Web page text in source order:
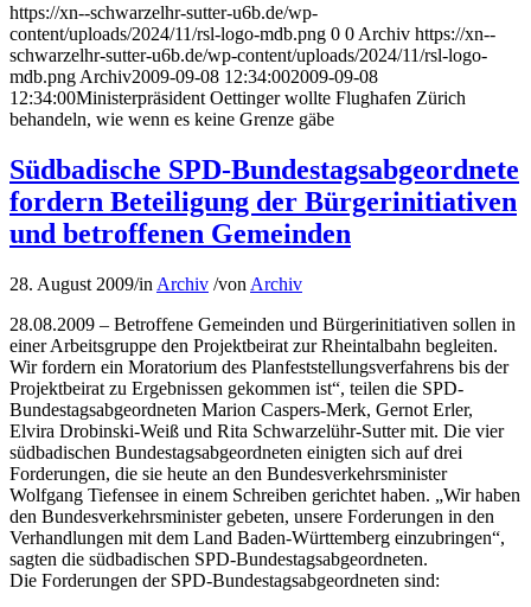
https://xn--schwarzelhr-sutter-u6b.de/wp-
content/uploads/2024/11/rsl-logo-mdb.png 0 0 Archiv https://xn--
schwarzelhr-sutter-u6b.de/wp-content/uploads/2024/11/rsl-logo-
mdb.png Archiv2009-09-08 12:34:002009-09-08
12:34:00Ministerpräsident Oettinger wollte Flughafen Zürich
behandeln, wie wenn es keine Grenze gäbe
Südbadische SPD-Bundestagsabgeordnete
fordern Beteiligung der Bürgerinitiativen
und betroffenen Gemeinden
28. August 2009/in Archiv /von Archiv
28.08.2009 – Betroffene Gemeinden und Bürgerinitiativen sollen in
einer Arbeitsgruppe den Projektbeirat zur Rheintalbahn begleiten.
Wir fordern ein Moratorium des Planfeststellungsverfahrens bis der
Projektbeirat zu Ergebnissen gekommen ist“, teilen die SPD-
Bundestagsabgeordneten Marion Caspers-Merk, Gernot Erler,
Elvira Drobinski-Weiß und Rita Schwarzelühr-Sutter mit. Die vier
südbadischen Bundestagsabgeordneten einigten sich auf drei
Forderungen, die sie heute an den Bundesverkehrsminister
Wolfgang Tiefensee in einem Schreiben gerichtet haben. „Wir haben
den Bundesverkehrsminister gebeten, unsere Forderungen in den
Verhandlungen mit dem Land Baden-Württemberg einzubringen“,
sagten die südbadischen SPD-Bundestagsabgeordneten.
Die Forderungen der SPD-Bundestagsabgeordneten sind: